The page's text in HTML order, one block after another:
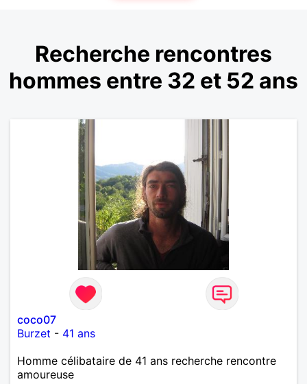
Recherche rencontres
hommes entre 32 et 52 ans
coco07
Burzet - 41 ans
Homme célibataire de 41 ans recherche rencontre
amoureuse